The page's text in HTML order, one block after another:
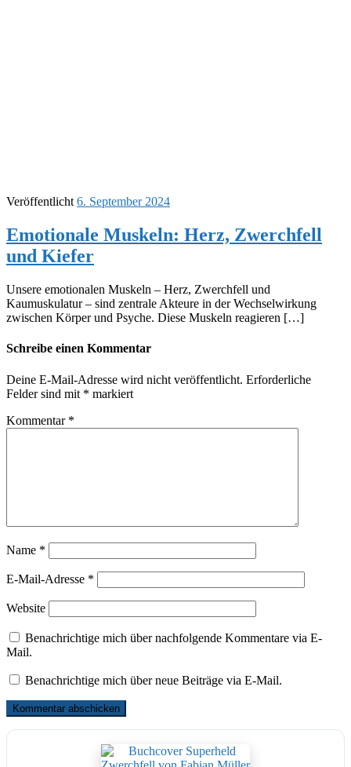
Veröffentlicht 6. September 2024
Emotionale Muskeln: Herz, Zwerchfell
und Kiefer
Unsere emotionalen Muskeln – Herz, Zwerchfell und
Kaumuskulatur – sind zentrale Akteure in der Wechselwirkung
zwischen Körper und Psyche. Diese Muskeln reagieren […]
Schreibe einen Kommentar
Deine E-Mail-Adresse wird nicht veröffentlicht. Erforderliche
Felder sind mit * markiert
Kommentar *
Name *
E-Mail-Adresse *
Website
Benachrichtige mich über nachfolgende Kommentare via E-
Mail.
Benachrichtige mich über neue Beiträge via E-Mail.